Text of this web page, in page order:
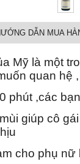
DẪN MUA
Mỹ là một
quan hệ
phút ,các
giúp cô
cho phụ